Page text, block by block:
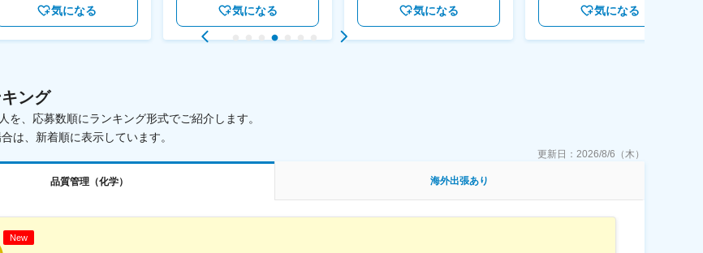
気になる 気になる 気になる 気になる
ング
を、応募数順にランキング形式でご紹介します。
は、新着順に表示しています。
更新日： 2026/8/6（木）
品質管理（化学） 海外出張あり
New